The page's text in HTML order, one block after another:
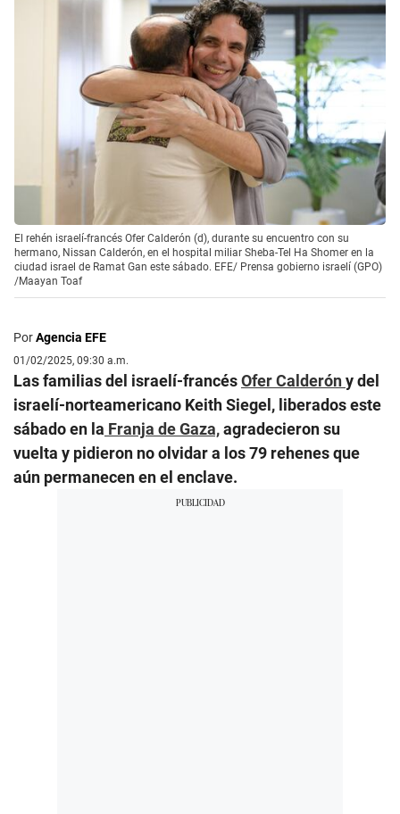
El rehén israelí-francés Ofer Calderón (d), durante su encuentro con su
hermano, Nissan Calderón, en el hospital miliar Sheba-Tel Ha Shomer en la
ciudad israel de Ramat Gan este sábado. EFE/ Prensa gobierno israelí (GPO)
/Maayan Toaf
PorAgencia EFE
01/02/2025, 09:30 a.m.
Las familias del israelí-francésOfer Calderóny del
israelí-norteamericano Keith Siegel, liberados este
sábado en la Franja de Gaza,agradecieron su
vuelta y pidieron no olvidar a los 79 rehenes que
aún permanecen en el enclave.